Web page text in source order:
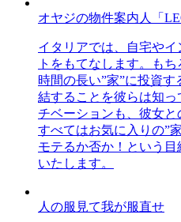
オヤジの物件案内人「
イタリアでは、自宅や
トをもてなします。も
時間の長い”家”に投資
結することを彼らは知
チベーションも、彼女と
すべてはお気に入りの”
モテるか否か！という
いたします。
人の服見て我が服直せ